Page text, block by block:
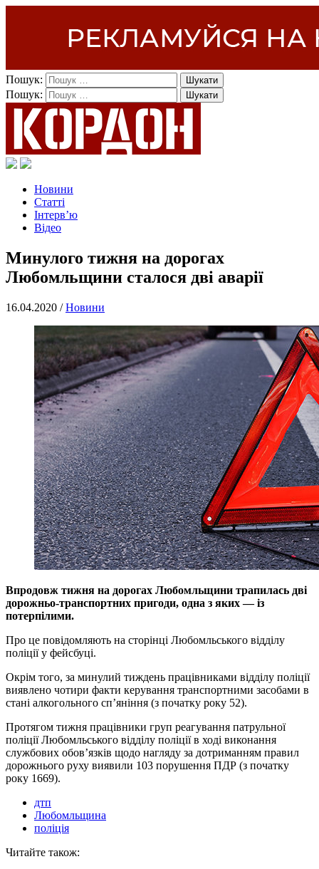
Пошук:
Пошук:
Новини
Статті
Інтерв’ю
Відео
Минулого тижня на дорогах
Любомльщини сталося дві аварії
16.04.2020 /Новини
Впродовж тижня на дорогах Любомльщини трапилась дві
дорожньо-транспортних пригоди, одна з яких — із
потерпілими.
Про це повідомляють на сторінці Любомльського відділу
поліції у фейсбуці.
Окрім того, за минулий тиждень працівниками відділу поліції
виявлено чотири факти керування транспортними засобами в
стані алкогольного сп’яніння (з початку року 52).
Протягом тижня працівники груп реагування патрульної
поліції Любомльського відділу поліції в ході виконання
службових обов’язків щодо нагляду за дотриманням правил
дорожнього руху виявили 103 порушення ПДР (з початку
року 1669).
дтп
Любомльщина
поліція
Читайте також: